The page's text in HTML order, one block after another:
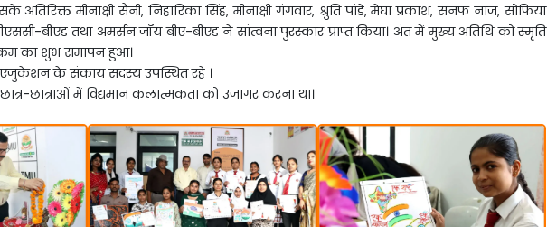
अतिरिक्त मीनाक्षी सैनी, निहारिका सिंह, मीनाक्षी गंगवार, श्रुति पांडे, मेघा प्रकाश, सनफ नाज, सोफिया
बीएड तथा अमर्सन जॉय बीए-बीएड ने सांत्वना पुरस्कार प्राप्त किया। अंत में मुख्य अतिथि को स्मृति
का शुभ समापन हुआ।
के संकाय सदस्य उपस्थित रहे ।
छात्राओं में विद्यमान कलात्मकता को उजागर करना था।